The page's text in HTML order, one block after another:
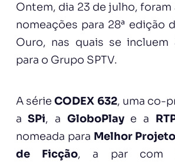
Ontem, dia 23 de julho, foram
nomeações para 28ª edição
Ouro, nas quais se incluem
para o Grupo SPTV.
A sérieCODEX 632, uma co-
aSPi, a GloboPlay e a
nomeada para Melhor
de Ficção, a par com a